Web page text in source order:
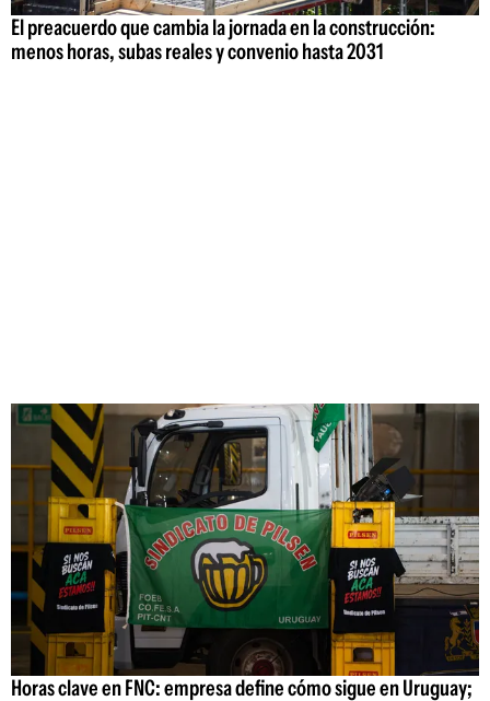
El preacuerdo que cambia la jornada en la construcción:
menos horas, subas reales y convenio hasta 2031
Horas clave en FNC: empresa define cómo sigue en Uruguay;